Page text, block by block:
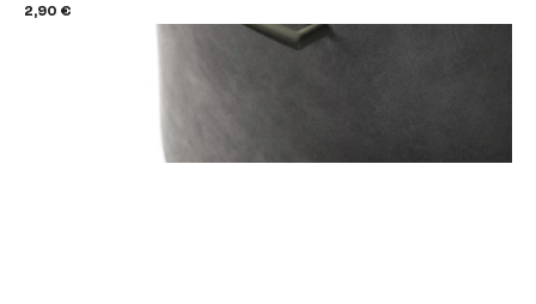
2,90 €
Stuhlgriff hinzufügen